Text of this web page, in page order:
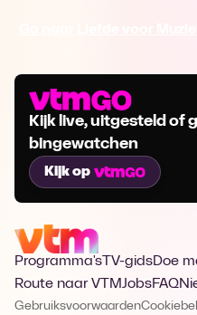
Kijk live, uitgesteld of
bingewatchen
Kijk op
Programma's TV-gidsDoe
Route naar VTMJobsFAQ
Gebruiksvoorwaarden